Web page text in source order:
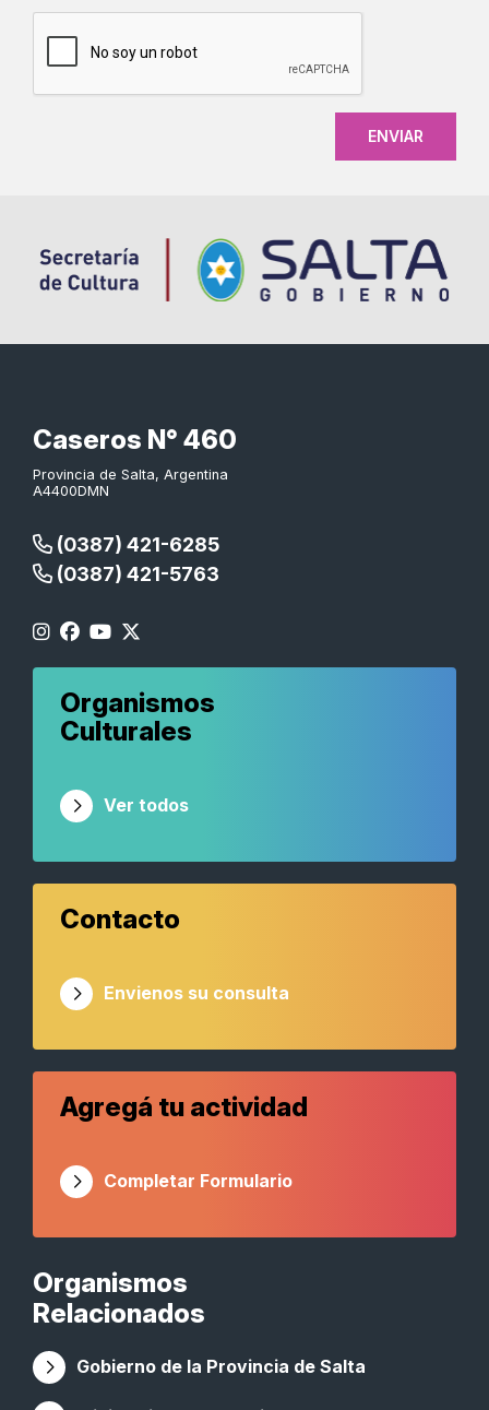
Caseros N° 460
Provincia de Salta, Argentina
A4400DMN
(0387) 421-6285
(0387) 421-5763
Organismos
Relacionados
Gobierno de la Provincia de Salta
Organismos
Culturales
Ver todos
Contacto
Envienos su consulta
Agregá tu actividad
Completar Formulario